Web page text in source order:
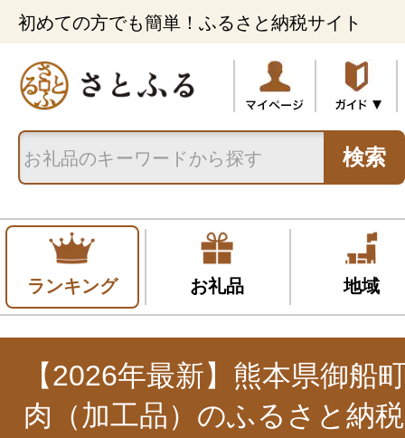
初めての方でも簡単！ふるさと納税サイト
検索
ランキング お礼品 地域
【2026年最新】熊本県御船
肉（加工品）のふるさと納